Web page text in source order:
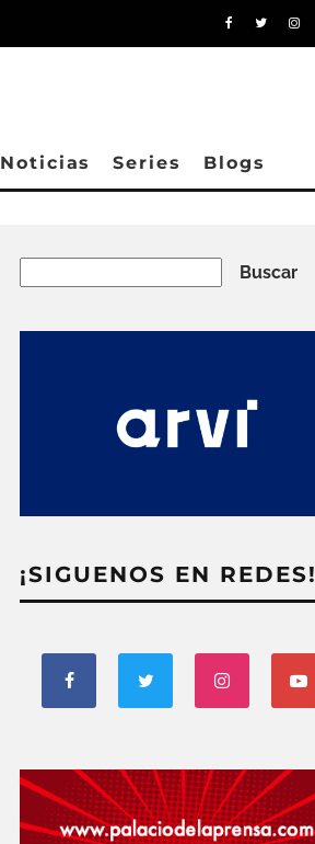
Noticias Series Blogs
Buscar
¡SIGUENOS EN REDES!